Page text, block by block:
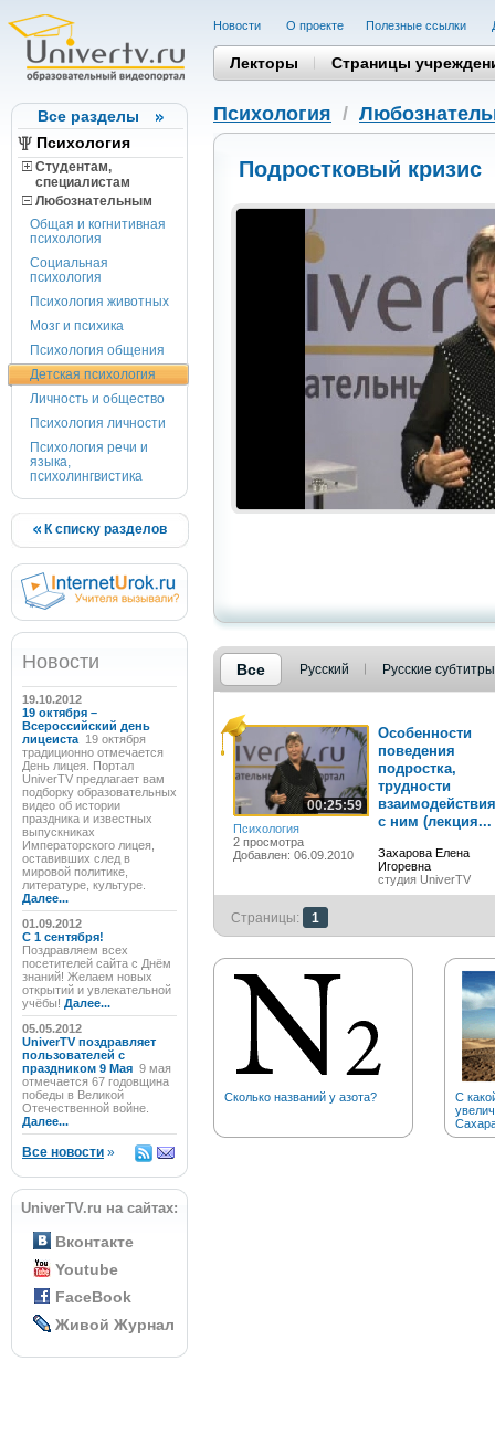
Все разделы
Психология
Студентам,
cпециалистам
Любознательным
Общая и когнитивная
психология
Социальная
психология
Психология животных
Мозг и психика
Психология общения
Детская психология
Личность и общество
Психология личности
Психология речи и
языка,
психолингвистика
К списку разделов
Новости
19.10.2012
19 октября –
Всероссийский день
лицеиста 19 октября
традиционно отмечается
День лицея. Портал
UniverTV предлагает вам
подборку образовательных
видео об истории
праздника и известных
выпускниках
Императорского лицея,
оставивших след в
мировой политике,
литературе, культуре.
Далее...
01.09.2012
C 1 сентября!
Поздравляем всех
посетителей сайта с Днём
знаний! Желаем новых
открытий и увлекательной
учёбы! Далее...
05.05.2012
UniverTV поздравляет
пользователей с
праздником 9 Мая 9 мая
отмечается 67 годовщина
победы в Великой
Отечественной войне.
Далее...
Все новости »
UniverTV.ru на сайтах:
Вконтакте
Youtube
FaceBook
Живой Журнал
Новости О проекте Полезные cсылки
Лекторы Страницы
Психология /
Подростковый кризис
Все Русский Русские субтитры
00:25:59
Психология
2 просмотра
Добавлен: 06.09.2010
Особенности
поведения
подростка,
трудности
взаимодействия
с ним (лекция...
Захарова Елена
Игоревна
студия UniverTV
Страницы: 1
Сколько названий у азота?
С